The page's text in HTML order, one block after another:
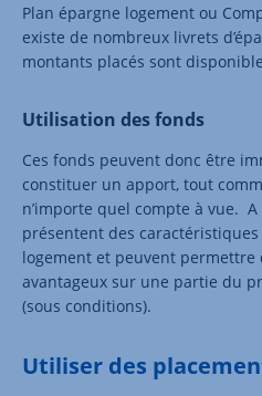
Plan épargne logement ou
existe de nombreux livrets
montants placés sont
Utilisation des fonds
Ces fonds peuvent donc être
constituer un apport, tout
n’importe quel compte à vue.
présentent des caractéristiques
logement et peuvent permettre
avantageux sur une partie du
(sous conditions).
Utiliser des